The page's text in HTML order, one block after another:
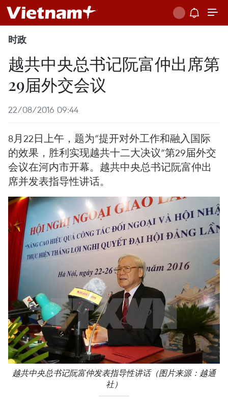
时政
越共中央总书记阮富仲出席第
29届外交会议
22/08/2016 09:44
8月22日上午，题为“提开对外工作和融入国际
的效果，胜利实现越共十二大决议”第29届外交
会议在河内市开幕。越共中央总书记阮富仲出
席并发表指导性讲话。
越共中央总书记阮富仲发表指导性讲话（图片来源：越通
社）